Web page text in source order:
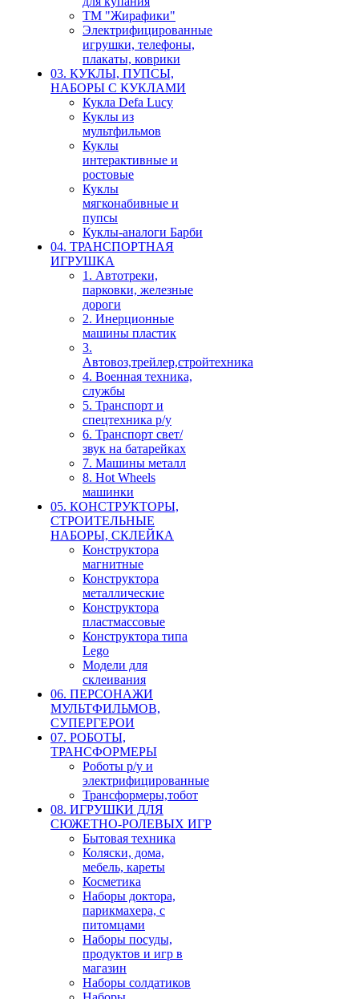
ТМ "Жирафики"
Электрифицированные
игрушки, телефоны,
плакаты, коврики
03. КУКЛЫ, ПУПСЫ,
НАБОРЫ С КУКЛАМИ
Кукла Defa Lucy
Куклы из
мультфильмов
Куклы
интерактивные и
ростовые
Куклы
мягконабивные и
пупсы
Куклы-аналоги Барби
04. ТРАНСПОРТНАЯ
ИГРУШКА
1. Автотреки,
парковки, железные
дороги
2. Инерционные
машины пластик
3.
Автовоз,трейлер,стройтехника
4. Военная техника,
службы
5. Транспорт и
спецтехника р/у
6. Транспорт свет/
звук на батарейках
7. Машины металл
8. Hot Wheels
машинки
05. КОНСТРУКТОРЫ,
СТРОИТЕЛЬНЫЕ
НАБОРЫ, СКЛЕЙКА
Конструктора
магнитные
Конструктора
металлические
Конструктора
пластмассовые
Конструктора типа
Lego
Модели для
склеивания
06. ПЕРСОНАЖИ
МУЛЬТФИЛЬМОВ,
СУПЕРГЕРОИ
07. РОБОТЫ,
ТРАНСФОРМЕРЫ
Роботы р/у и
электрифицированные
Трансформеры,тобот
08. ИГРУШКИ ДЛЯ
СЮЖЕТНО-РОЛЕВЫХ ИГР
Бытовая техника
Коляски, дома,
мебель, кареты
Косметика
Наборы доктора,
парикмахера, с
питомцами
Наборы посуды,
продуктов и игр в
магазин
Наборы солдатиков